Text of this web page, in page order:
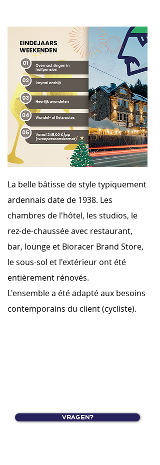
La belle bâtisse de style typiquement
ardennais date de 1938. Les
chambres de l'hôtel, les studios, le
rez-de-chaussée avec restaurant,
bar, lounge et Bioracer Brand Store,
le sous-sol et l'extérieur ont été
entièrement rénovés.
L'ensemble a été adapté aux besoins
contemporains du client (cycliste).
Vragen?